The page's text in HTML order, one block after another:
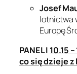
Josef
lotnictwa
Europę
PANEL I 10.15
co się dzieje